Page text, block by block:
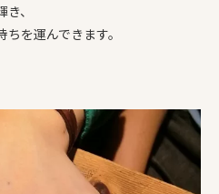
、
を運んできます。